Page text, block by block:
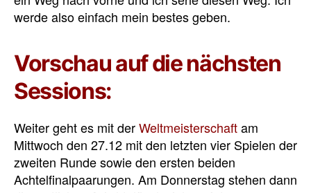
werde also einfach mein bestes geben.
Vorschau auf die nächsten
Sessions:
Weiter geht es mit derWeltmeisterschaftam
Mittwoch den 27.12 mit den letzten vier Spielen der
zweiten Runde sowie den ersten beiden
Achtelfinalpaarungen. Am Donnerstag stehen dann